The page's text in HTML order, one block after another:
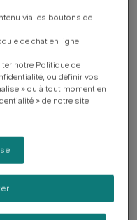
et bactéries) se
dents des chats. Cette
irrite les gencives et
la perte de dents. Les
dans le sang et
organes.
des gencives de
via les boutons de
de chat en ligne
notre Politique de
ou définir vos
» ou à tout moment en
» de notre site